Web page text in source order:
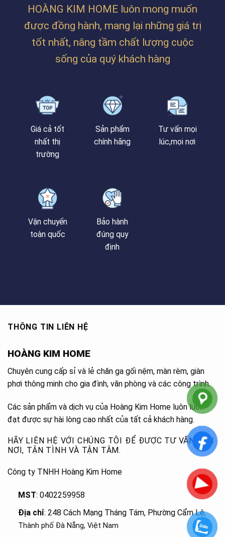
CỦA
CHỊ
TẠI
BÁ
VÀNH
HOÀNG KIM HOME luôn mong muốn
được đồng hành, mang lại những giá trị
tốt nhất, nâng tầm chất lượng cuộc
sống của quý khách hàng
Giá cả tốt
nhất thị
trường
Sản phẩm
chính hãng
Tư vấn mọi
lúc,mọi nơi
Vận chuyển
toàn quốc
Bảo hành
đúng quy
định
THÔNG TIN LIÊN HỆ
HOÀNG KIM HOME
Chuyên cung cấp sỉ và lẻ chăn ga gối nệm, màn rèm, giàn
phơi thông minh cho gia đình, văn phòng và các công trình.
Các sản phẩm và dịch vụ của Hoàng Kim Home luôn luôn
đạt được sự hài lòng cao nhất của tất cả khách hàng.
HÃY LIÊN HỆ VỚI CHÚNG TÔI ĐỂ ĐƯỢC TƯ VẤN TẬN
NƠI, TẬN TÌNH VÀ TẬN TÂM.
Công ty TNHH Hoàng Kim Home
MST: 0402259958
Địa chỉ: 248 Cách Mạng Tháng Tám, Phường Cẩm Lệ,
Thành phố Đà Nẵng, Việt Nam